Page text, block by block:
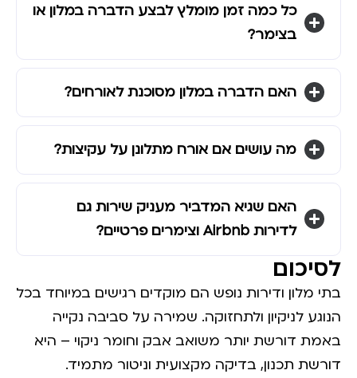
כל כמה זמן מומלץ לבצע הדברה במלון או
בצימר?
האם הדברה במלון מסוכנת לאורחים?
מה עושים אם אורח מתלונן על עקיצות?
האם שגיא המדביר מעניק שירות גם
לדירות Airbnb וצימרים פרטיים?
לסיכום
בתי מלון ודירות נופש הם מוקדים רגישים במיוחד בכל
הנוגע לניקיון ולתחזוקה. שמירה על סביבה נקייה
באמת דורשת יותר משואב אבק וחומר ניקוי – היא
דורשת תכנון, בדיקה מקצועית וניטור מתמיד.